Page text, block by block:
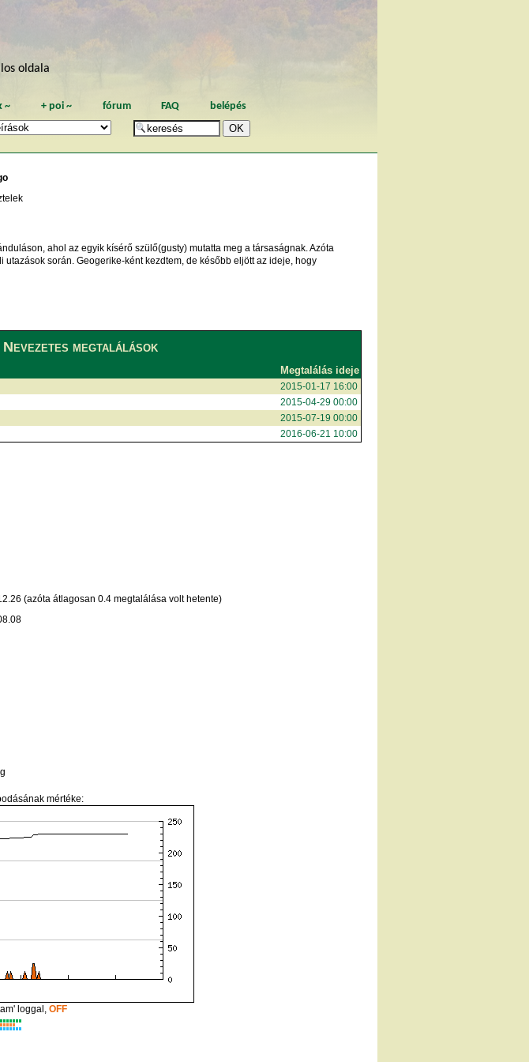
oldala
~ + poi~ fórum FAQ belépés
ahol az egyik kísérő szülő(gusty) mutatta meg a társaságnak. Azóta
során. Geogerike-ként kezdtem, de később eljött az ideje, hogy
Nevezetes megtalálások
Megtalálás ideje
2015-01-17 16:00
2015-04-29 00:00
2015-07-19 00:00
2016-06-21 10:00
(azóta átlagosan 0.4 megtalálása volt hetente)
mértéke:
loggal,OFF